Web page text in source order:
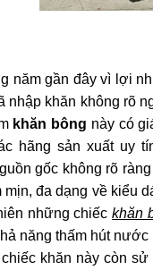
năm gần đây vì lợi
nhập khăn không rõ
khăn bông này có
hãng sản xuất uy
gốc không rõ
mịn, đa dạng về kiểu
những chiếc khăn
năng thấm hút nước
khăn này còn